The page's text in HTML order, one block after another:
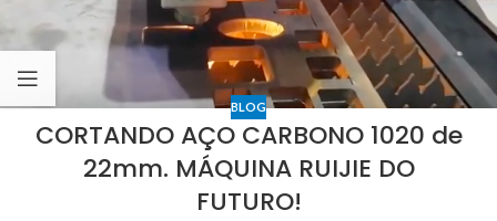
BLOG
CORTANDO AÇO CARBONO 1020 de
22mm. MÁQUINA RUIJIE DO
FUTURO!